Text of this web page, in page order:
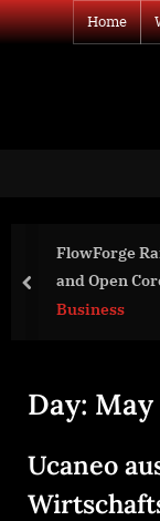
Skip
to
Home
FlowForge
and Open
Convergence
Business
prev
Day: May
Ucaneo